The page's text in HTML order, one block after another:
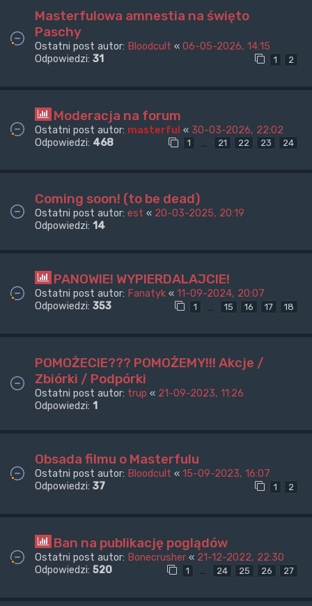
Masterfulowa amnestia na święto
Paschy
Ostatni post autor: Bloodcult « 06-05-2026, 14:15
Odpowiedzi: 31 1 2
Moderacja na forum
Ostatni post autor: masterful « 30-03-2026, 22:02
Odpowiedzi: 468 1 … 21 22 23 24
Coming soon! (to be dead)
Ostatni post autor: est « 20-03-2025, 20:19
Odpowiedzi: 14
PANOWIE! WYPIERDALAJCIE!
Ostatni post autor: Fanatyk « 11-09-2024, 20:07
Odpowiedzi: 353 1 … 15 16 17 18
POMOŻECIE??? POMOŻEMY!!! Akcje /
Zbiórki / Podpórki
Ostatni post autor: trup « 21-09-2023, 11:26
Odpowiedzi: 1
Obsada filmu o Masterfulu
Ostatni post autor: Bloodcult « 15-09-2023, 16:07
Odpowiedzi: 37 1 2
Ban na publikację poglądów
Ostatni post autor: Bonecrusher « 21-12-2022, 22:30
Odpowiedzi: 520 1 … 24 25 26 27